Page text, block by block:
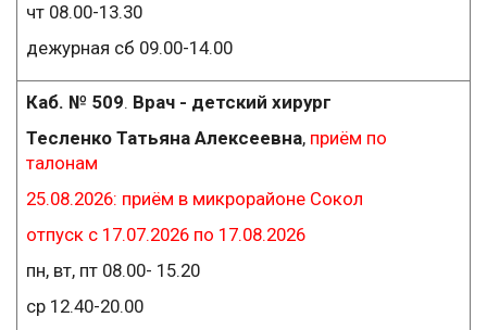
чт 08.00-13.30
дежурная сб 09.00-14.00
Каб. № 509. Врач - детский хирург
Тесленко Татьяна Алексеевна, приём по
талонам
25.08.2026: приём в микрорайоне Сокол
отпуск с 17.07.2026 по 17.08.2026
пн, вт, пт 08.00- 15.20
ср 12.40-20.00